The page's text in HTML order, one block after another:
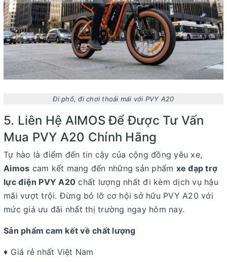
Đi phố, đi chơi thoải mái với PVY A20
5. Liên Hệ AIMOS Để Được Tư Vấn
Mua PVY A20 Chính Hãng
Tự hào là điểm đến tin cậy của cộng đồng yêu xe,
Aimos cam kết mang đến những sản phẩm xe đạp trợ
lực điện PVY A20 chất lượng nhất đi kèm dịch vụ hậu
mãi vượt trội. Đừng bỏ lỡ cơ hội sở hữu PVY A20 với
mức giá ưu đãi nhất thị trường ngay hôm nay.
Sản phẩm cam kết về chất lượng
♦ Giá rẻ nhất Việt Nam